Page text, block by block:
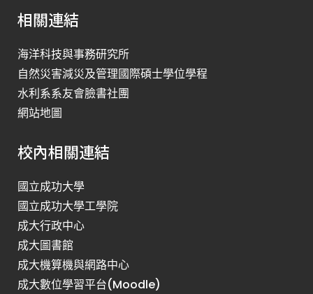
相關連結
海洋科技與事務研究所
自然災害減災及管理國際碩士學位學程
水利系系友會臉書社團
網站地圖
校內相關連結
國立成功大學
國立成功大學工學院
成大行政中心
成大圖書館
成大機算機與網路中心
成大數位學習平台(Moodle)